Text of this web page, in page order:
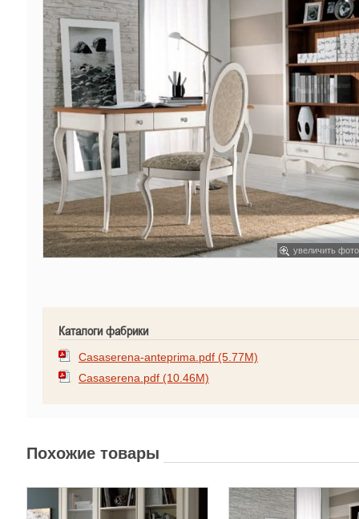
увеличить фото
Каталоги фабрики
Casaserena-anteprima.pdf (5.77M)
Casaserena.pdf (10.46M)
Похожие товары